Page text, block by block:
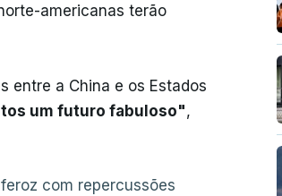
americanas terão
entre a China e os Estados
um futuro fabuloso",
com repercussões